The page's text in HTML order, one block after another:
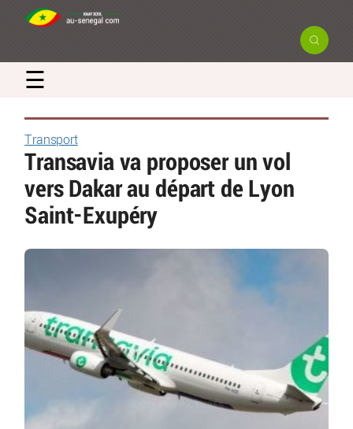
☰
Transport
Transavia va proposer un vol
vers Dakar au départ de Lyon
Saint-Exupéry